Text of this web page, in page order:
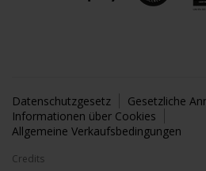
Datenschutzgesetz
Gesetzliche
Informationen über Cookies
Allgemeine Verkaufsbedingungen
Credits